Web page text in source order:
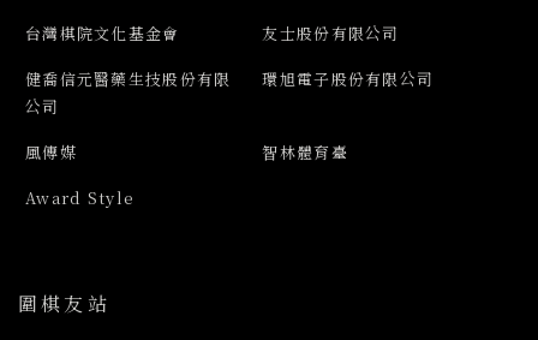
台灣棋院文化基金會
友士股份有限公司
健喬信元醫藥生技股份有限
公司
環旭電子股份有限公司
風傳媒
智林體育臺
Award Style
圍棋友站